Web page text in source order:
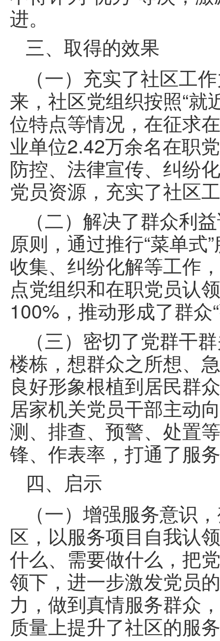
进。
三、取得的效果
（一）充实了社区工
来，社区党组织按照“就
位特点等情况，在征求
业单位2.42万余名在职
防控、法律宣传、纠纷
党员资源，充实了社区
（二）解决了群众利
原则，通过推行“菜单
收集、纠纷化解等工作
点党组织和在职党员认
100%，推动形成了群众
（三）密切了党群干
楼栋，想群众之所想、
良好形象根植到居民群
居家机关党员干部主动
测、排查、预警、处置
锋、作表率，打通了服
四、启示
（一）增强服务意识
区，以服务项目自我认
什么、需要做什么，把
领下，进一步激发党员
力，做到真情服务群众
质量上提升了社区的服